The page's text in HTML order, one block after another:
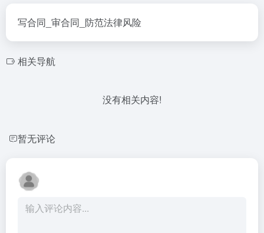
写合同_审合同_防范法律风险
相关导航
没有相关内容!
暂无评论